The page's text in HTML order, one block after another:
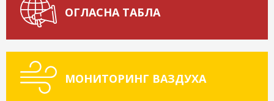
ОГЛАСНА ТАБЛА
МОНИТОРИНГ ВАЗДУХА